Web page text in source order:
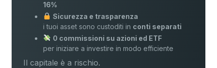
16%
Sicurezza e trasparenza
i tuoi asset sono custoditi in conti separati
0 commissioni su azioni ed ETF
per iniziare a investire in modo efficiente
Il capitale è a rischio.